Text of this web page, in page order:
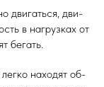
дви­гать­ся, дви­
в наг­рузках от
бе­гать.
на­ходят об­